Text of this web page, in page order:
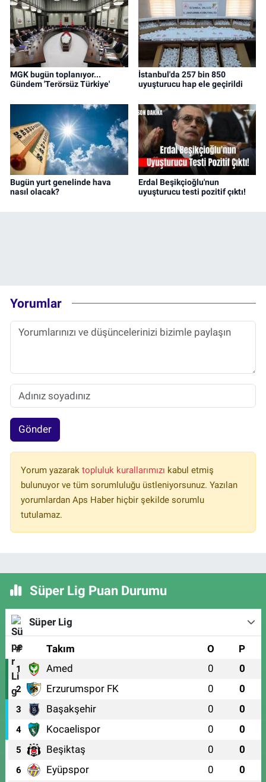
MGK bugün toplanıyor...
Gündem 'Terörsüz Türkiye'
İstanbul'da 257 bin 850
uyuşturucu hap ele geçirildi
Bugün yurt genelinde hava
nasıl olacak?
Erdal Beşikçioğlu'nun
uyuşturucu testi pozitif çıktı!
Yorumlar
Gönder
Yorum yazarak topluluk kurallarımızı kabul etmiş
bulunuyor ve tüm sorumluluğu üstleniyorsunuz. Yazılan
yorumlardan Aps Haber hiçbir şekilde sorumlu
tutulamaz.
Süper Lig Puan Durumu
Süper Lig
# Takım O P
1 Amed 0 0
2 Erzurumspor FK 0 0
3 Başakşehir 0 0
4 Kocaelispor 0 0
5 Beşiktaş 0 0
6 Eyüpspor 0 0